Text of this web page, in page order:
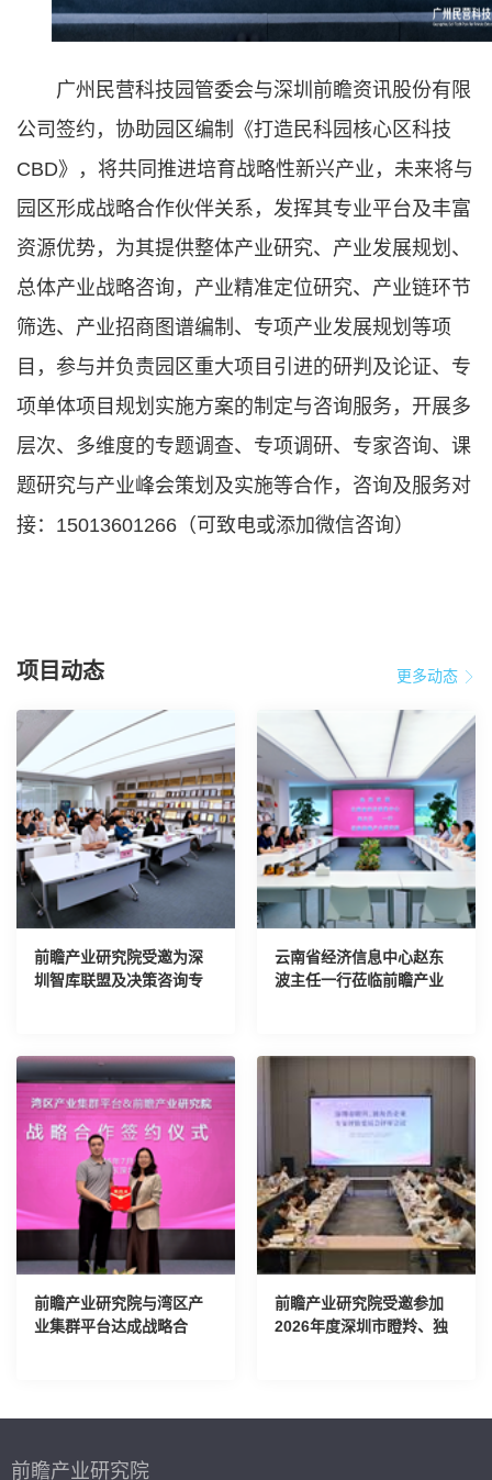
广州民营科技园管委会与深圳前瞻资讯股份有限
公司签约，协助园区编制《打造民科园核心区科技
CBD》，将共同推进培育战略性新兴产业，未来将与
园区形成战略合作伙伴关系，发挥其专业平台及丰富
资源优势，为其提供整体产业研究、产业发展规划、
总体产业战略咨询，产业精准定位研究、产业链环节
筛选、产业招商图谱编制、专项产业发展规划等项
目，参与并负责园区重大项目引进的研判及论证、专
项单体项目规划实施方案的制定与咨询服务，开展多
层次、多维度的专题调查、专项调研、专家咨询、课
题研究与产业峰会策划及实施等合作，咨询及服务对
接：15013601266（可致电或添加微信咨询）
项目动态 更多动态
前瞻产业研究院受邀为深
圳智库联盟及决策咨询专
云南省经济信息中心赵东
波主任一行莅临前瞻产业
前瞻产业研究院与湾区产
业集群平台达成战略合
前瞻产业研究院受邀参加
2026年度深圳市瞪羚、独
前瞻产业研究院